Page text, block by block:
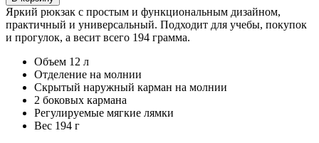
Яркий рюкзак с простым и функциональным дизайном,
практичный и универсальный. Подходит для учебы, покупок
и прогулок, а весит всего 194 грамма.
Объем 12 л
Отделение на молнии
Скрытый наружный карман на молнии
2 боковых кармана
Регулируемые мягкие лямки
Вес 194 г